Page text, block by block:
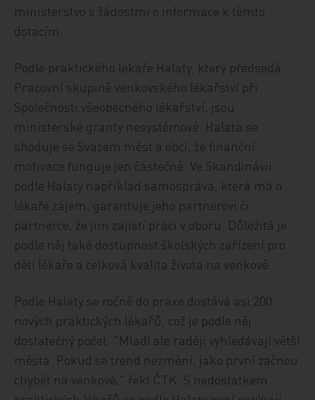
ministerstvo s žádostmi o informace k těmto
dotacím.
Podle praktického lékaře Halaty, který předsedá
Pracovní skupině venkovského lékařství při
Společnosti všeobecného lékařství, jsou
ministerské granty nesystémové. Halata se
shoduje se Svazem měst a obcí, že finanční
motivace funguje jen částečně. Ve Skandinávii
podle Halaty například samospráva, která má o
lékaře zájem, garantuje jeho partnerovi či
partnerce, že jim zajistí práci v oboru. Důležitá je
podle něj také dostupnost školských zařízení pro
děti lékaře a celková kvalita života na venkově.
Podle Halaty se ročně do praxe dostává asi 200
nových praktických lékařů, což je podle něj
dostatečný počet. "Mladí ale raději vyhledávají větší
města. Pokud se trend nezmění, jako první začnou
chybět na venkově," řekl ČTK. S nedostatkem